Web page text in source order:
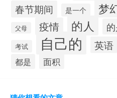
春节期间 是一个 梦
父母 疫情 的人
考试 自己的 英语
都是 面积